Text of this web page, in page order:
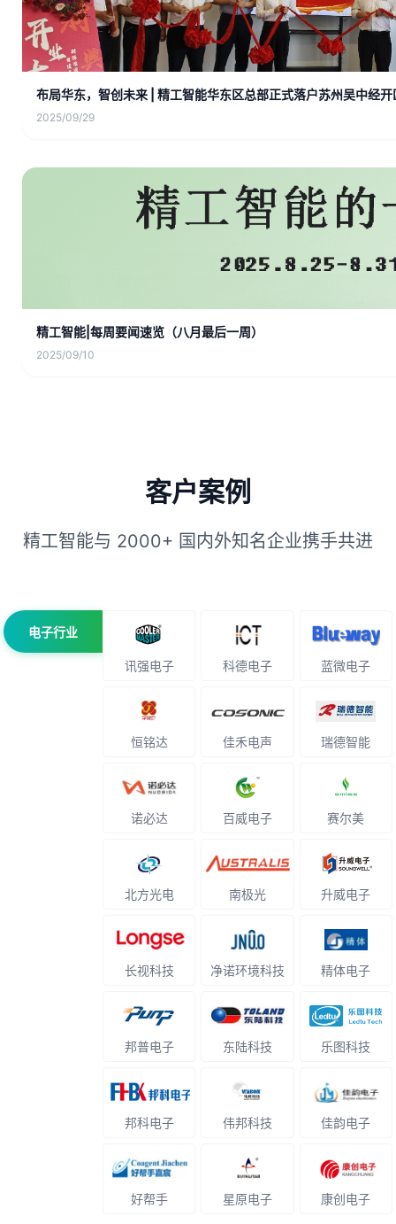
布局华东，智创未来 | 精工智能华东区总部正式落户苏州吴中经开
2025/09/29
精工智能|每周要闻速览（八月最后一周）
2025/09/10
客户案例
精工智能与 2000+ 国内外知名企业携手共进
电子行业
讯强电子 科德电子 蓝微电子
恒铭达 佳禾电声 瑞德智能
诺必达 百威电子 赛尔美
北方光电 南极光 升威电子
长视科技 净诺环境科技 精体电子
邦普电子 东陆科技 乐图科技
邦科电子 伟邦科技 佳韵电子
好帮手 星原电子 康创电子